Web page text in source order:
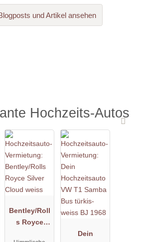
und Artikel ansehen
Hochzeits-Autos
Bentley/Roll
s Royce
Dein